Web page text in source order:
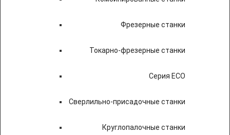
Фрезерные станки
Токарно-фрезерные станки
Серия ECO
Сверлильно-присадочные станки
Круглопалочные станки